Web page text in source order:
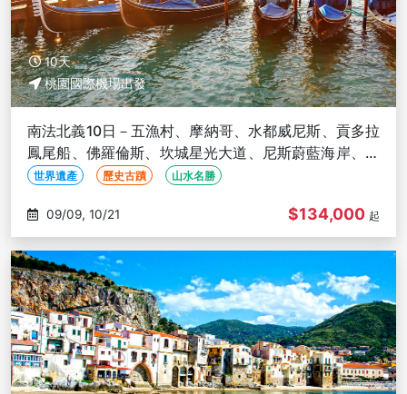
10天
桃園國際機場出發
南法北義10日－五漁村、摩納哥、水都威尼斯、貢多拉
鳳尾船、佛羅倫斯、坎城星光大道、尼斯蔚藍海岸、馬
賽港、松露體驗
世界遺產 歷史古蹟 山水名勝
09/09, 10/21 $134,000 起